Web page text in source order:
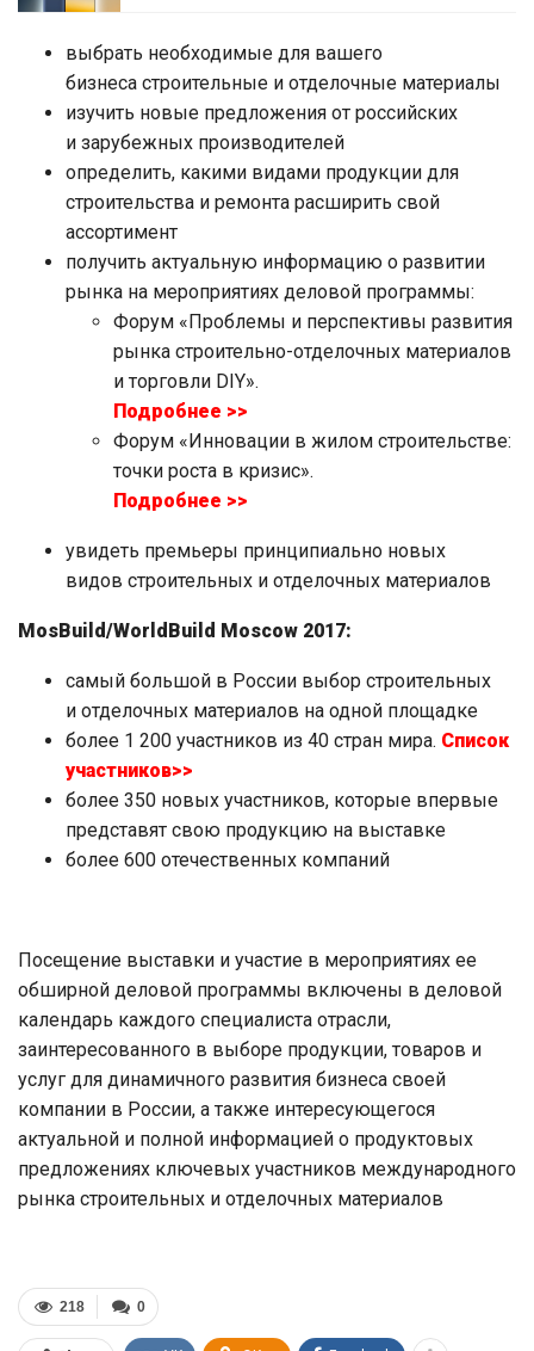
выбрать необходимые для вашего
бизнеса строительные и отделочные материалы
изучить новые предложения от российских
и зарубежных производителей
определить, какими видами продукции для
строительства и ремонта расширить свой
ассортимент
получить актуальную информацию о развитии
рынка на мероприятиях деловой программы:
Форум «Проблемы и перспективы развития
рынка строительно-отделочных материалов
и торговли DIY».
Подробнее >>
Форум «Инновации в жилом строительстве:
точки роста в кризис».
Подробнее >>
увидеть премьеры принципиально новых
видов строительных и отделочных материалов
MosBuild/WorldBuild Moscow 2017:
самый большой в России выбор строительных
и отделочных материалов на одной площадке
более 1 200 участников из 40 стран мира. Список
участников>>
более 350 новых участников, которые впервые
представят свою продукцию на выставке
более 600 отечественных компаний
Посещение выставки и участие в мероприятиях ее
обширной деловой программы включены в деловой
календарь каждого специалиста отрасли,
заинтересованного в выборе продукции, товаров и
услуг для динамичного развития бизнеса своей
компании в России, а также интересующегося
актуальной и полной информацией о продуктовых
предложениях ключевых участников международного
рынка строительных и отделочных материалов
0
218